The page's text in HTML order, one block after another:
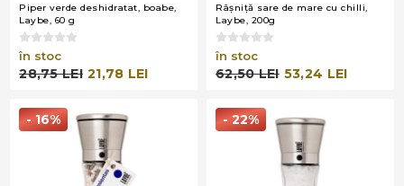
Piper verde deshidratat, boabe,
Laybe, 60 g
în stoc
28,75 LEI 21,78 LEI
Râşniţă sare de mare cu chilli,
Laybe, 200g
în stoc
62,50 LEI 53,24 LEI
- 16% - 22%